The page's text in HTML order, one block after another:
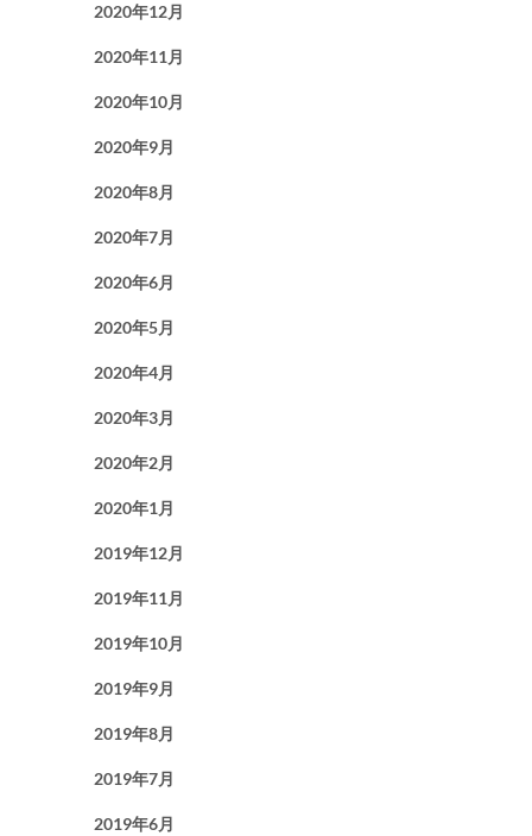
2020年12月
2020年11月
2020年10月
2020年9月
2020年8月
2020年7月
2020年6月
2020年5月
2020年4月
2020年3月
2020年2月
2020年1月
2019年12月
2019年11月
2019年10月
2019年9月
2019年8月
2019年7月
2019年6月